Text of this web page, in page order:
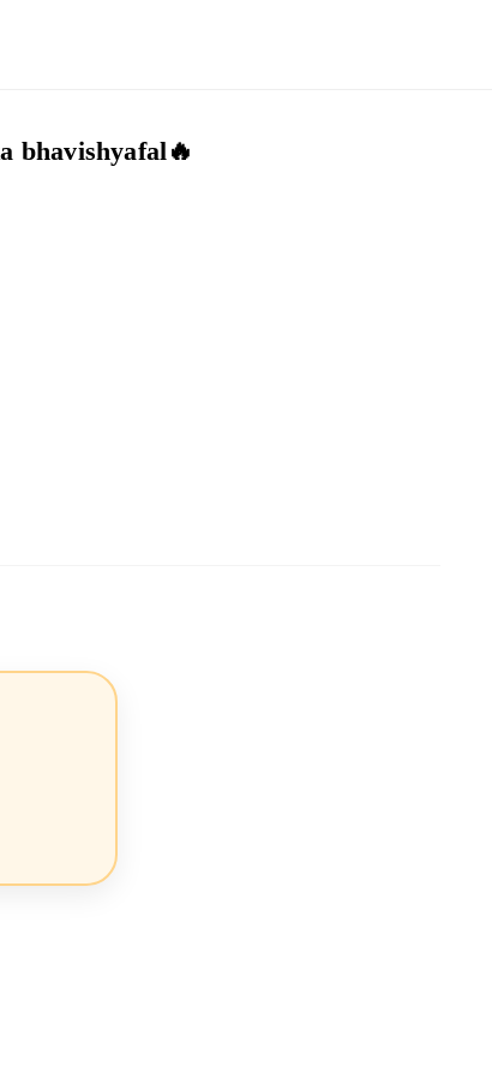
bhavishyafal🔥